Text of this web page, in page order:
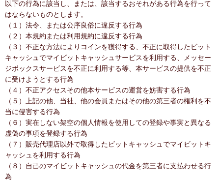
以下の行為に該当し、または、該当するおそれがある行為を行って
はならないものとします。
（１）法令、または公序良俗に違反する行為
（２）本規約または利用規約に違反する行為
（３）不正な方法によりコインを獲得する、不正に取得したビット
キャッシュでマイビットキャッシュサービスを利用する、メッセー
ジボックスサービスを不正に利用する等、本サービスの提供を不正
に受けようとする行為
（４）不正アクセスその他本サービスの運営を妨害する行為
（５）上記の他、当社、他の会員またはその他の第三者の権利を不
当に侵害する行為
（６）実在しない架空の個人情報を使用しての登録や事実と異なる
虚偽の事項を登録する行為
（７）販売代理店以外で取得したビットキャッシュでマイビットキ
ャッシュを利用する行為
（８）自己のマイビットキャッシュの代金を第三者に支払わせる行
為